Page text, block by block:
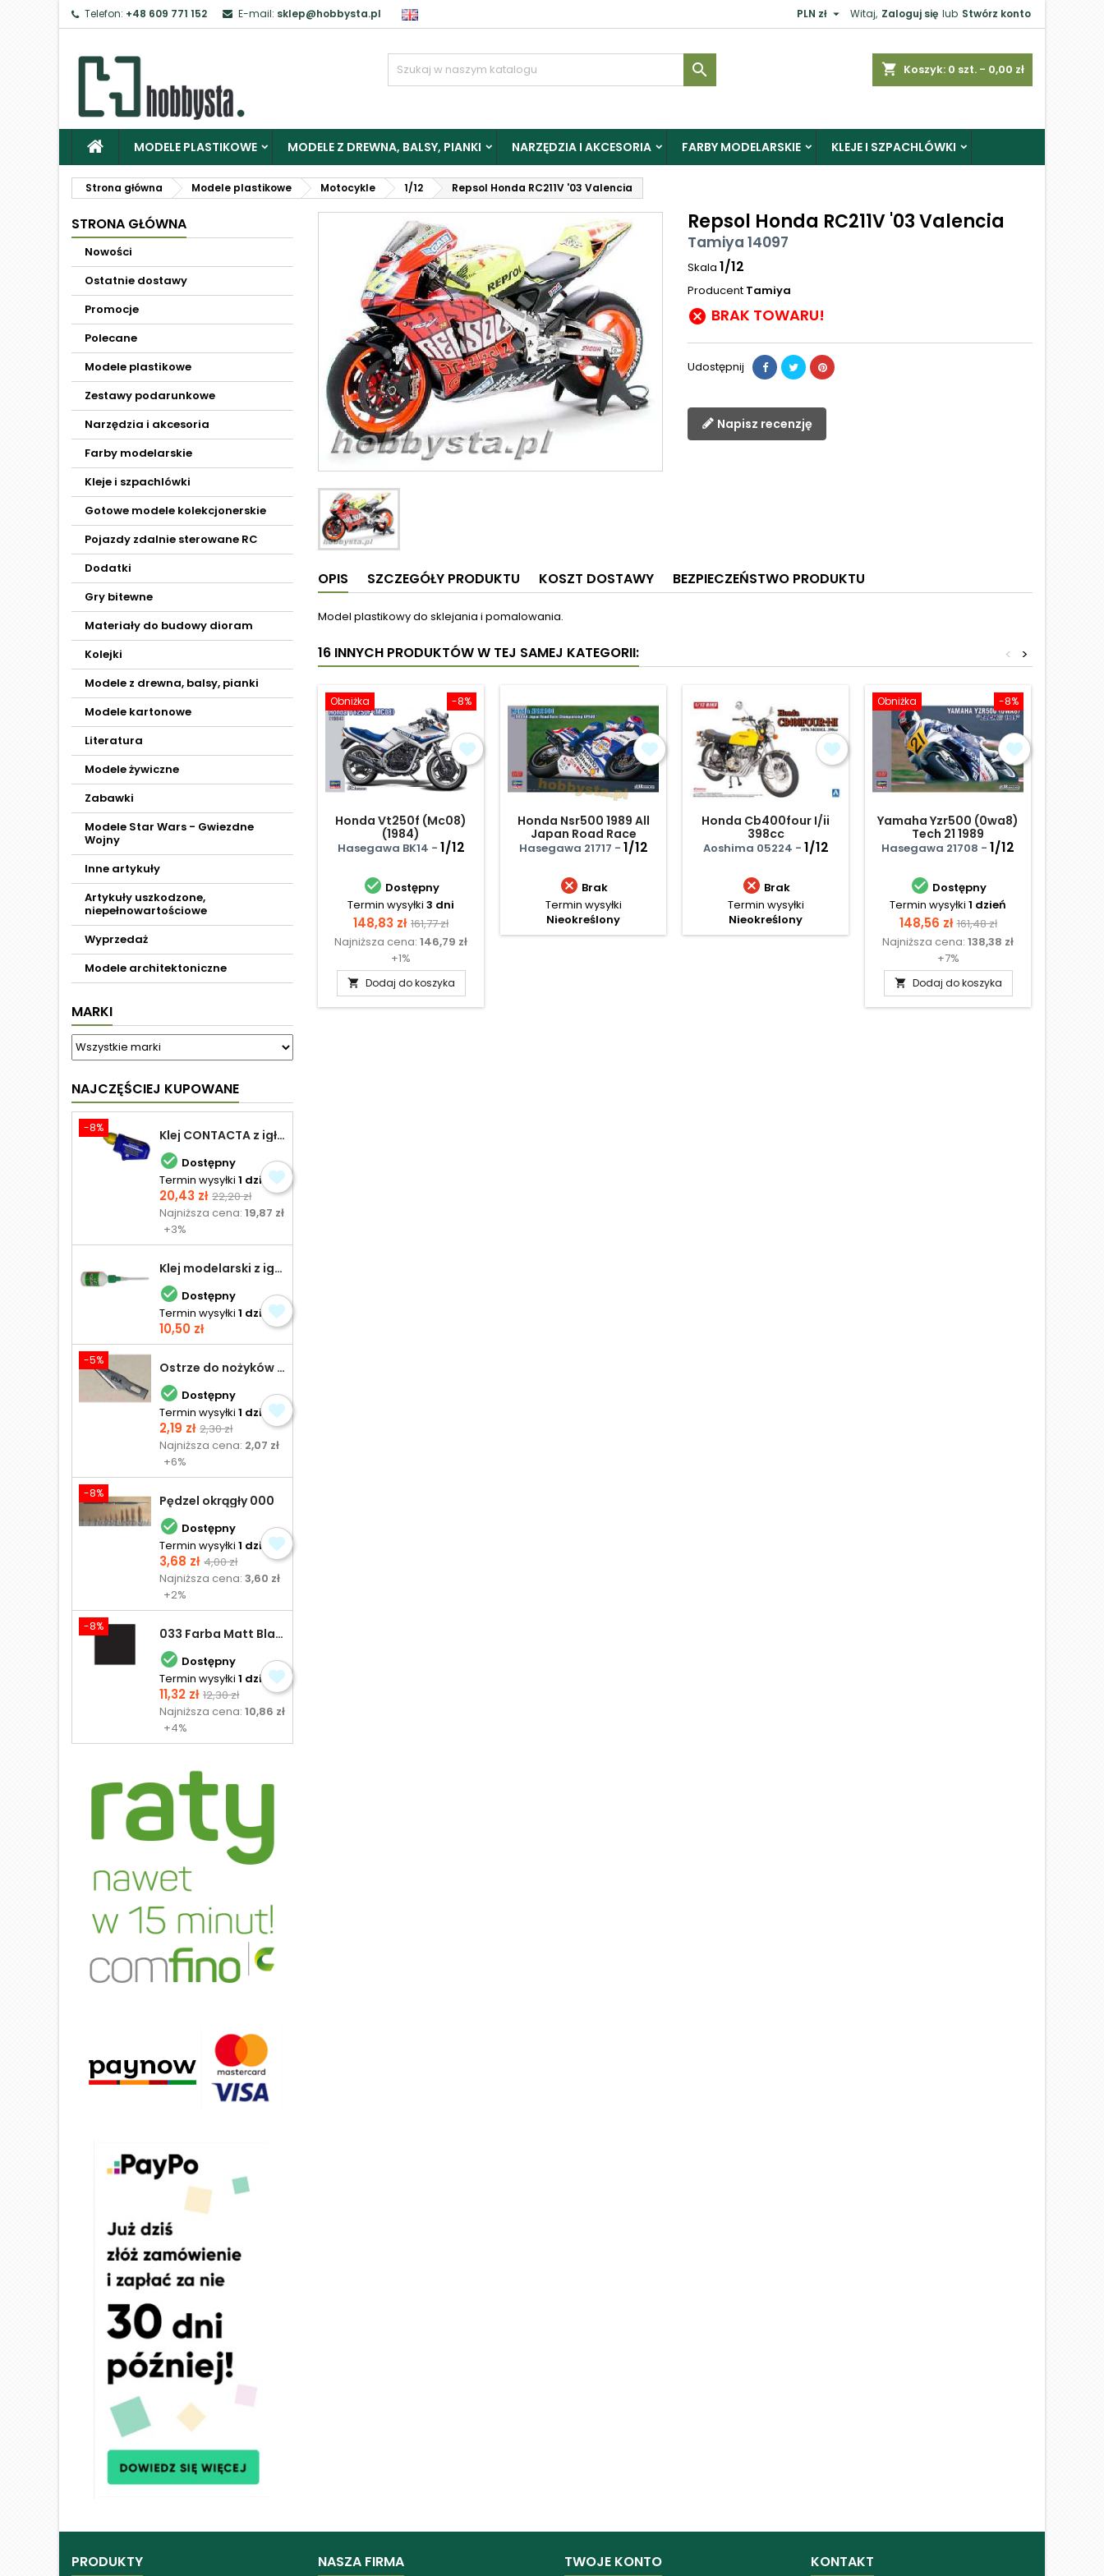
Telefon: +48 609 771 152 E-mail: sklep@hobbysta.pl Witaj, Zaloguj się lub Stwórz konto
PLN zł 
shopping_cart Koszyk: 0 szt. - 0,00 zł

MODELE PLASTIKOWE MODELE Z DREWNA, BALSY, PIANKI NARZĘDZIA I AKCESORIA FARBY MODELARSKIE KLEJE I SZPACHLÓWKI
Strona główna Modele plastikowe Motocykle 1/12 Repsol Honda RC211V '03 Valencia
STRONA GŁÓWNA
Nowości
Ostatnie dostawy
Promocje
Polecane
Modele plastikowe
Zestawy podarunkowe
Narzędzia i akcesoria
Farby modelarskie
Kleje i szpachlówki
Gotowe modele kolekcjonerskie
Pojazdy zdalnie sterowane RC
Dodatki
Gry bitewne
Materiały do budowy dioram
Kolejki
Modele z drewna, balsy, pianki
Modele kartonowe
Literatura
Modele żywiczne
Zabawki
Modele Star Wars - Gwiezdne
Wojny
Inne artykuły
Artykuły uszkodzone,
niepełnowartościowe
Wyprzedaż
Modele architektoniczne
MARKI
NAJCZĘŚCIEJ KUPOWANE
-8% Klej CONTACTA z igłą do plastiku 25,0 g
 Dostępny
Termin wysyłki 1 dzień
Cena
20,43 zł Cena
podstawowa
22,20 zł
Najniższa cena:19,87 zł
+3%
Klej modelarski z igłą 30 ml
 Dostępny
Termin wysyłki 1 dzień
Cena
10,50 zł
-5% Ostrze do nożyków Excel
 Dostępny
Termin wysyłki 1 dzień
Cena
2,19 zł Cena
podstawowa
2,30 zł
Najniższa cena: 2,07 zł
+6%
-8% Pędzel okrągły 000
 Dostępny
Termin wysyłki 1 dzień
Cena
3,68 zł Cena
podstawowa
4,00 zł
Najniższa cena:3,60 zł
+2%
-8% 033 Farba Matt Black - olejna
 Dostępny
Termin wysyłki 1 dzień
Cena
11,32 zł Cena
podstawowa
12,30 zł
Najniższa cena:10,86 zł
+4%
Repsol Honda RC211V '03 Valencia
Tamiya 14097
Skala 1/12
Producent Tamiya
 BRAK TOWARU!
Udostępnij
Napisz recenzję
OPIS SZCZEGÓŁY PRODUKTU KOSZT DOSTAWY BEZPIECZEŃSTWO PRODUKTU
Model plastikowy do sklejania i pomalowania.
16 INNYCH PRODUKTÓW W TEJ SAMEJ KATEGORII: >
<
-8%
Obniżka
Honda Vt250f (Mc08)
(1984)
Hasegawa BK14 - 1/12
 Dostępny
Termin wysyłki 3 dni
Cena
148,83 zł Cena
podstawowa
161,77 zł
Najniższa cena: 146,79 zł
+1%
 Dodaj do koszyka
Honda Nsr500 1989 All
Japan Road Race
Championship Gp500
Hasegawa 21717 - 1/12
 Brak
Termin wysyłki
Nieokreślony
Honda Cb400four I/ii
398cc
Aoshima 05224 - 1/12
 Brak
Termin wysyłki
Nieokreślony
-8%
Obniżka
Yamaha Yzr500 (0wa8)
Tech 21 1989
Hasegawa 21708 - 1/12
 Dostępny
Termin wysyłki 1 dzień
Cena
148,56 zł Cena
podstawowa
161,48 zł
Najniższa cena: 138,38 zł
+7%
 Dodaj do koszyka
PRODUKTY NASZA FIRMA TWOJE KONTO KONTAKT